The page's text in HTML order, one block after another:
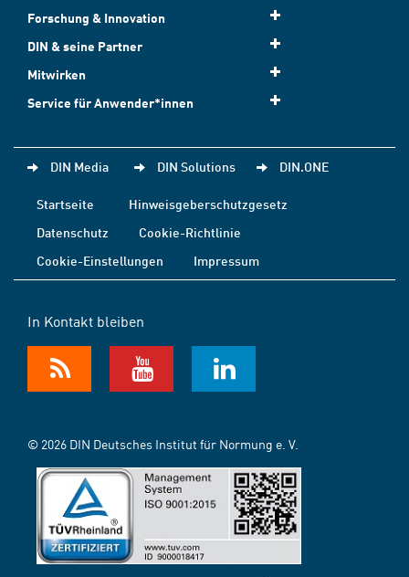
Forschung & Innovation
DIN & seine Partner
Mitwirken
Service für Anwender*innen
DIN Media DIN Solutions DIN.ONE
Startseite
Hinweisgeberschutzgesetz
Datenschutz
Cookie-Richtlinie
Cookie-Einstellungen
Impressum
In Kontakt bleiben
© 2026 DIN Deutsches Institut für Normung e. V.